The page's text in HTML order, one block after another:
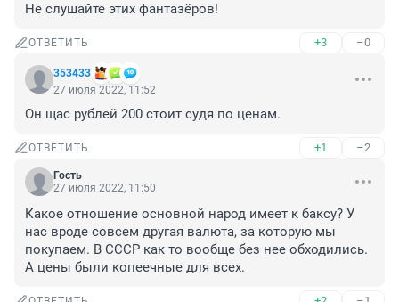
Не слушайте этих фантазёров!
ОТВЕТИТЬ +3 –0
353433
27 июля 2022, 11:52
Он щас рублей 200 стоит судя по ценам.
ОТВЕТИТЬ +1 –2
Гость
27 июля 2022, 11:50
Какое отношение основной народ имеет к баксу? У
нас вроде совсем другая валюта, за которую мы
покупаем. В СССР как то вообще без нее обходились.
А цены были копеечные для всех.